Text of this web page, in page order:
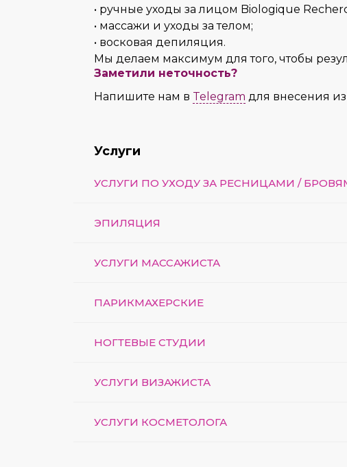
• ручные уходы за лицом Biologique
• массажи и уходы за телом;
• восковая депиляция.
Мы делаем максимум для того, чтобы
Заметили неточность?
Напишите нам в Telegram для внесения
Услуги
УСЛУГИ ПО УХОДУ ЗА РЕСНИЦАМИ /
ЭПИЛЯЦИЯ
УСЛУГИ МАССАЖИСТА
ПАРИКМАХЕРСКИЕ
НОГТЕВЫЕ СТУДИИ
УСЛУГИ ВИЗАЖИСТА
УСЛУГИ КОСМЕТОЛОГА